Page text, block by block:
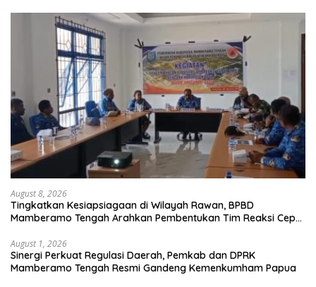
August 8, 2026
Tingkatkan Kesiapsiagaan di Wilayah Rawan, BPBD
Mamberamo Tengah Arahkan Pembentukan Tim Reaksi Cepat
August 1, 2026
Sinergi Perkuat Regulasi Daerah, Pemkab dan DPRK
Mamberamo Tengah Resmi Gandeng Kemenkumham Papua